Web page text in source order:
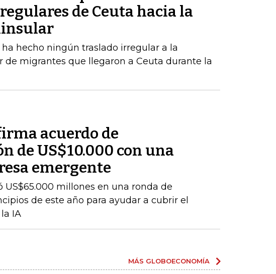
de Ceuta hacia la
ha hecho ningún traslado irregular a la
de migrantes que llegaron a Ceuta durante la
acuerdo de
de US$10.000 con una
emergente
US$65.000 millones en una ronda de
de este año para ayudar a cubrir el
IA
MÁS GLOBOECONOMÍA